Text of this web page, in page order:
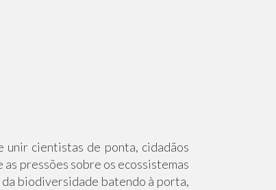
unir cientistas de ponta, cidadãos
pressões sobre os ecossistemas
da biodiversidade batendo à porta,